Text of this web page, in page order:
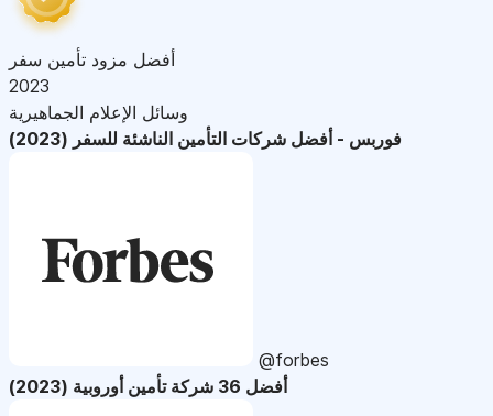
أفضل مزود تأمين سفر
2023
وسائل الإعلام الجماهيرية
فوربس - أفضل شركات التأمين الناشئة للسفر (2023)
@forbes
أفضل 36 شركة تأمين أوروبية (2023)